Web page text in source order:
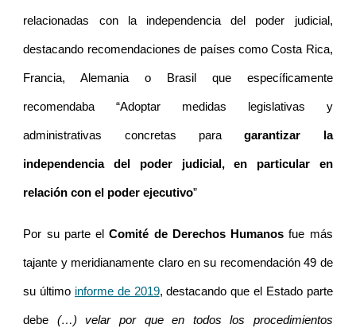
relacionadas con la independencia del poder judicial,
destacando recomendaciones de países como Costa Rica,
Francia, Alemania o Brasil que específicamente
recomendaba “Adoptar medidas legislativas y
administrativas concretas paragarantizar la
independencia del poder judicial, en particular en
relación con el poder ejecutivo”
Por su parte elComité de Derechos Humanos fue más
tajante y meridianamente claro en su recomendación 49 de
su último informe de 2019, destacando que el Estado parte
debe (…) velar por que en todos los procedimientos